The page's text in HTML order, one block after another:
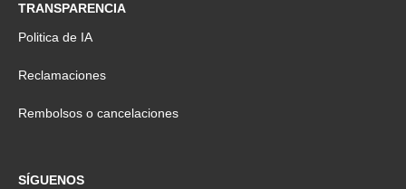
TRANSPARENCIA
Politica de IA
Reclamaciones
Rembolsos o cancelaciones
SÍGUENOS